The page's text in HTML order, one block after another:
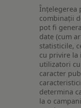
Înțelegerea
combinații
pot fi
date (cum
statisticile,
cu privire la
utilizatori
caracter
determina
la o